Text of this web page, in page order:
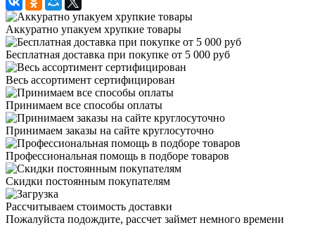
Аккуратно упакуем хрупкие товары
Бесплатная доставка при покупке от 5 000 руб
Весь ассортимент сертифицирован
Принимаем все способы оплаты
Принимаем заказы на сайте круглосуточно
Профессиональная помощь в подборе товаров
Скидки постоянным покупателям
Рассчитываем стоимость доставки
Пожалуйста подождите, рассчет займет немного времени